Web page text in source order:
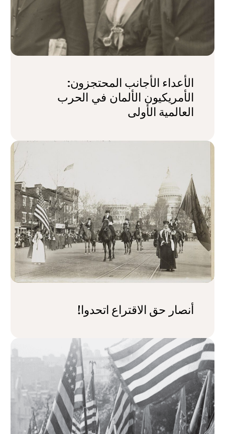
الأعداء الأجانب المحتجزون:
الأمريكيون الألمان في الحرب
العالمية الأولى
أنصار حق الاقتراع اتحدوا!